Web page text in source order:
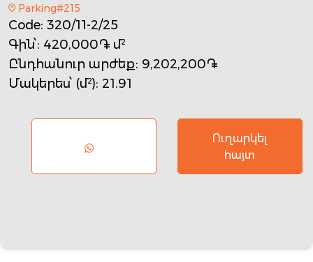
Parking#215
Code: 320/11-2/25
Գին՝: 420,000֏ մ²
Ընդհանուր արժեք: 9,202,200֏
Մակերես՝ (մ²): 21.91
Ուղարկել
հայտ